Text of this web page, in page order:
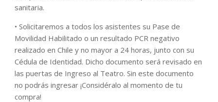
sanitaria.
• Solicitaremos a todos los asistentes su Pase de
Movilidad Habilitado o un resultado PCR negativo
realizado en Chile y no mayor a 24 horas, junto con su
Cédula de Identidad. Dicho documento será revisado en
las puertas de Ingreso al Teatro. Sin este documento
no podrás ingresar ¡Considéralo al momento de tu
compra!